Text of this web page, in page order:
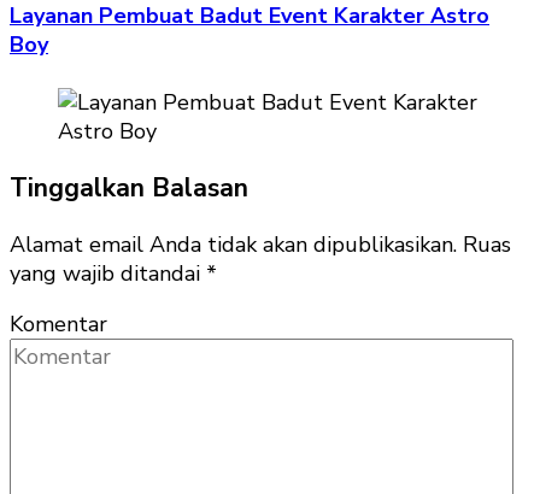
Layanan Pembuat Badut Event Karakter Astro
Boy
Tinggalkan Balasan
Alamat email Anda tidak akan dipublikasikan. Ruas
yang wajib ditandai *
Komentar